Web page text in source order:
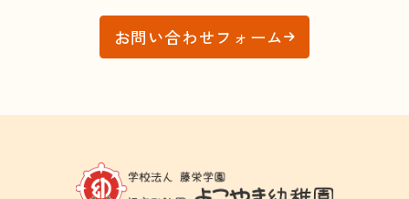
お問い合わせフォーム